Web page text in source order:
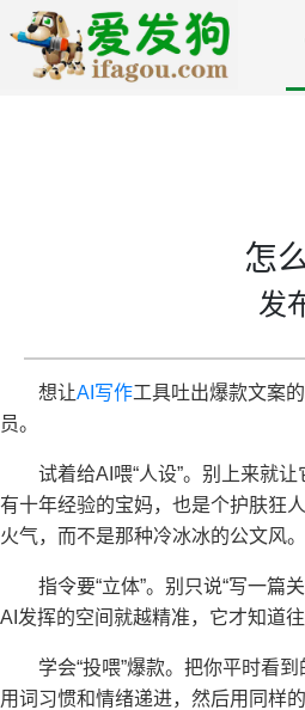
怎
发
想让AI写作工具吐出爆款文案
员。
试着给AI喂“人设”。别上来就
有十年经验的宝妈，也是个护肤狂
火气，而不是那种冷冰冰的公文风。
指令要“立体”。别只说“写一篇
AI发挥的空间就越精准，它才知道往
学会“投喂”爆款。把你平时看
用词习惯和情绪递进，然后用同样